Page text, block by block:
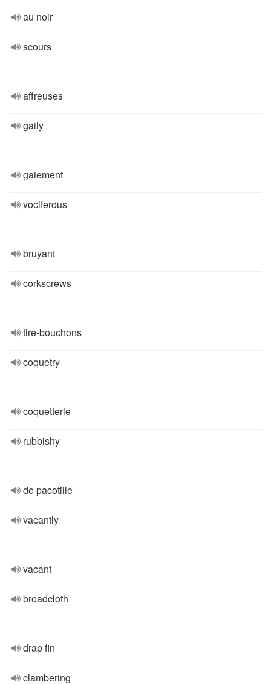
au noir
scours
affreuses
gaily
gaiement
vociferous
bruyant
corkscrews
tire-bouchons
coquetry
coquetterie
rubbishy
de pacotille
vacantly
vacant
broadcloth
drap fin
clambering